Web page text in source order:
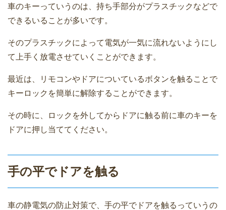
車のキーっていうのは、持ち手部分がプラスチックなどで
できるいることが多いです。
そのプラスチックによって電気が一気に流れないようにし
て上手く放電させていくことができます。
最近は、リモコンやドアについているボタンを触ることで
キーロックを簡単に解除することができます。
その時に、ロックを外してからドアに触る前に車のキーを
ドアに押し当ててください。
手の平でドアを触る
車の静電気の防止対策で、手の平でドアを触るっていうの